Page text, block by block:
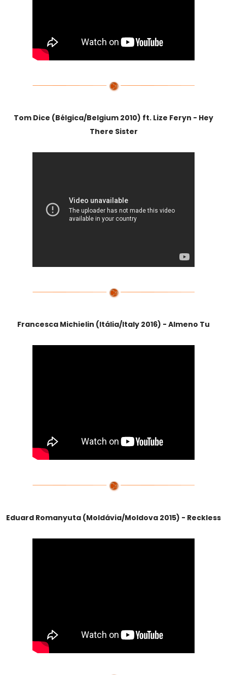
Tom Dice (Bélgica/Belgium 2010) ft. Lize Feryn - Hey
There Sister
Francesca Michielin (Itália/Italy 2016) - Almeno Tu
Eduard Romanyuta (Moldávia/Moldova 2015) - Reckless